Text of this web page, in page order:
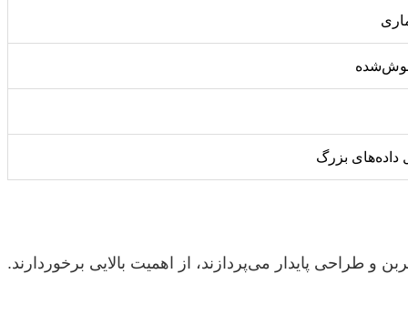
پایدار می‌پردازند، از اهمیت بالایی برخوردارند.